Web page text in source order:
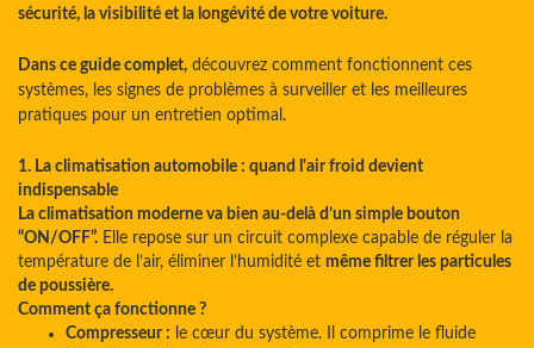
sécurité, la visibilité et la longévité de votre voiture.
Dans ce guide complet, découvrez comment fonctionnent ces
systèmes, les signes de problèmes à surveiller et les meilleures
pratiques pour un entretien optimal.
1. La climatisation automobile : quand l'air froid devient
indispensable
La climatisation moderne va bien au-delà d’un simple bouton
“ON/OFF”. Elle repose sur un circuit complexe capable de réguler la
température de l’air, éliminer l’humidité et même filtrer les particules
de poussière.
Comment ça fonctionne ?
Compresseur : le cœur du système. Il comprime le fluide